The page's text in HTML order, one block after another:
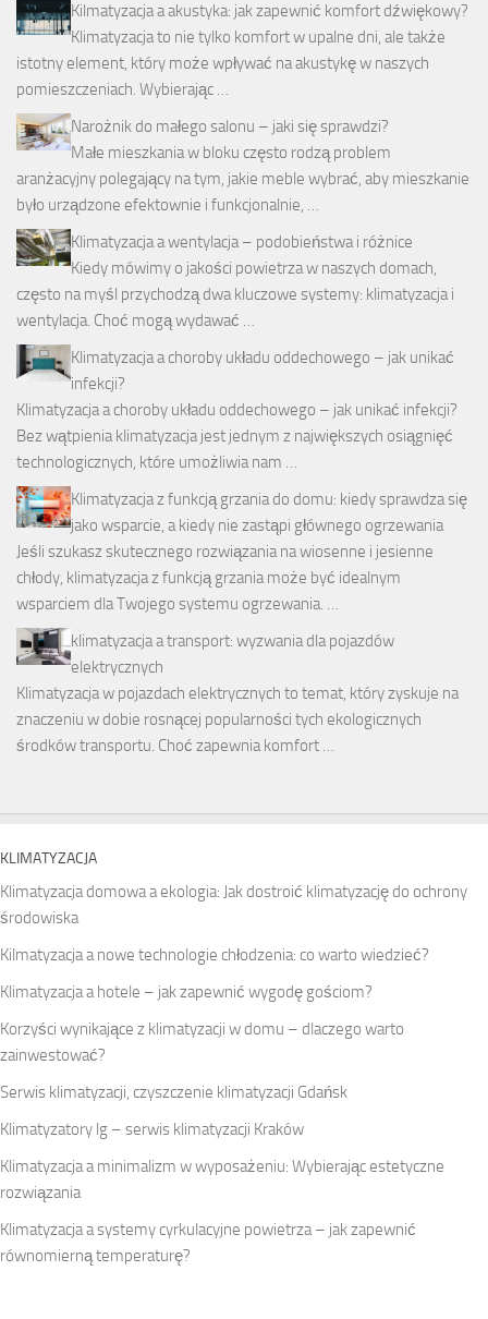
Kilmatyzacja a akustyka: jak zapewnić komfort dźwiękowy?
Klimatyzacja to nie tylko komfort w upalne dni, ale także
istotny element, który może wpływać na akustykę w naszych
pomieszczeniach. Wybierając …
Narożnik do małego salonu – jaki się sprawdzi?
Małe mieszkania w bloku często rodzą problem
aranżacyjny polegający na tym, jakie meble wybrać, aby mieszkanie
było urządzone efektownie i funkcjonalnie, …
Klimatyzacja a wentylacja – podobieństwa i różnice
Kiedy mówimy o jakości powietrza w naszych domach,
często na myśl przychodzą dwa kluczowe systemy: klimatyzacja i
wentylacja. Choć mogą wydawać …
Klimatyzacja a choroby układu oddechowego – jak unikać
infekcji?
Klimatyzacja a choroby układu oddechowego – jak unikać infekcji?
Bez wątpienia klimatyzacja jest jednym z największych osiągnięć
technologicznych, które umożliwia nam …
Klimatyzacja z funkcją grzania do domu: kiedy sprawdza się
jako wsparcie, a kiedy nie zastąpi głównego ogrzewania
Jeśli szukasz skutecznego rozwiązania na wiosenne i jesienne
chłody, klimatyzacja z funkcją grzania może być idealnym
wsparciem dla Twojego systemu ogrzewania. …
klimatyzacja a transport: wyzwania dla pojazdów
elektrycznych
Klimatyzacja w pojazdach elektrycznych to temat, który zyskuje na
znaczeniu w dobie rosnącej popularności tych ekologicznych
środków transportu. Choć zapewnia komfort …
KLIMATYZACJA
Klimatyzacja domowa a ekologia: Jak dostroić klimatyzację do ochrony
środowiska
Kilmatyzacja a nowe technologie chłodzenia: co warto wiedzieć?
Klimatyzacja a hotele – jak zapewnić wygodę gościom?
Korzyści wynikające z klimatyzacji w domu – dlaczego warto
zainwestować?
Serwis klimatyzacji, czyszczenie klimatyzacji Gdańsk
Klimatyzatory lg – serwis klimatyzacji Kraków
Klimatyzacja a minimalizm w wyposażeniu: Wybierając estetyczne
rozwiązania
Klimatyzacja a systemy cyrkulacyjne powietrza – jak zapewnić
równomierną temperaturę?